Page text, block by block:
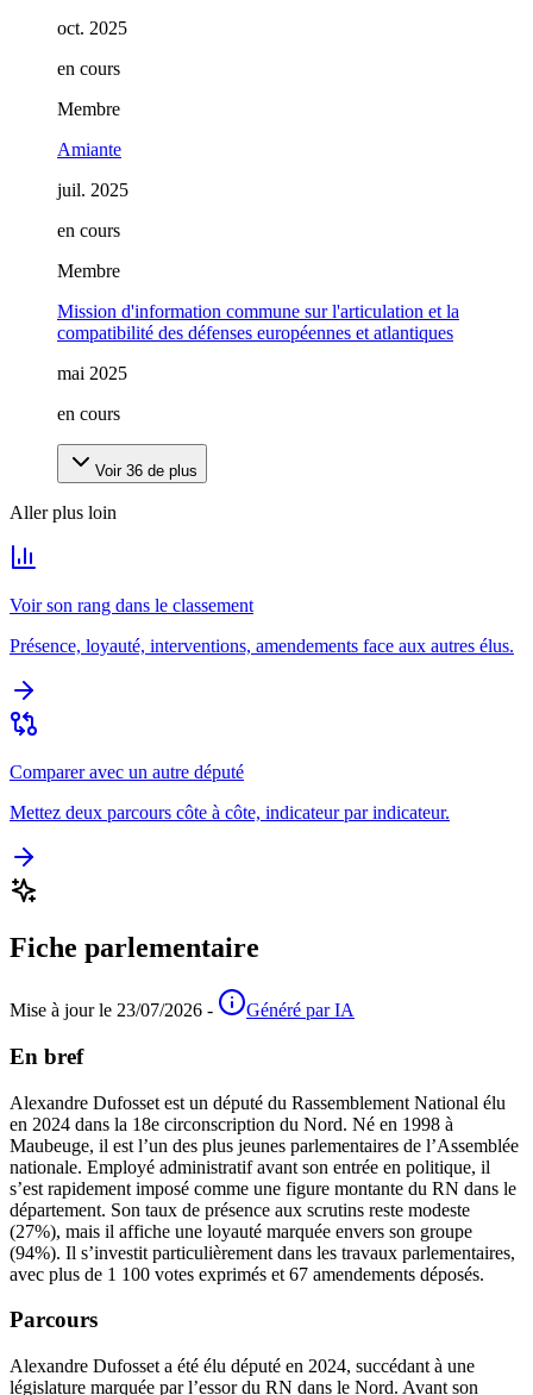
oct. 2025
en cours
Membre
Amiante
juil. 2025
en cours
Membre
Mission d'information commune sur l'articulation et la
compatibilité des défenses européennes et atlantiques
mai 2025
en cours
Voir 36 de plus
Aller plus loin
Voir son rang dans le classement
Présence, loyauté, interventions, amendements face aux autres élus.
Comparer avec un autre député
Mettez deux parcours côte à côte, indicateur par indicateur.
Fiche parlementaire
Mise à jour le 23/07/2026 - Généré par IA
En bref
Alexandre Dufosset est un député du Rassemblement National élu
en 2024 dans la 18e circonscription du Nord. Né en 1998 à
Maubeuge, il est l’un des plus jeunes parlementaires de l’Assemblée
nationale. Employé administratif avant son entrée en politique, il
s’est rapidement imposé comme une figure montante du RN dans le
département. Son taux de présence aux scrutins reste modeste
(27%), mais il affiche une loyauté marquée envers son groupe
(94%). Il s’investit particulièrement dans les travaux parlementaires,
avec plus de 1 100 votes exprimés et 67 amendements déposés.
Parcours
Alexandre Dufosset a été élu député en 2024, succédant à une
législature marquée par l’essor du RN dans le Nord. Avant son